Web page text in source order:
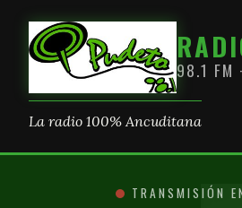
98.1 FM
La radio 100% Ancuditana
TRANSMISIÓN